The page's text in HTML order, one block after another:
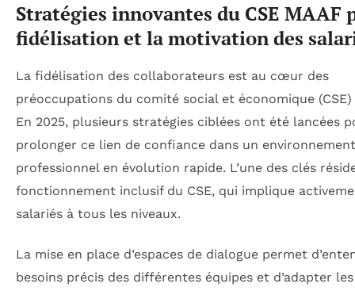
Stratégies innovantes du CSE MAAF
fidélisation et la motivation des
La fidélisation des collaborateurs est au cœur des
préoccupations du comité social et économique (CSE)
En 2025, plusieurs stratégies ciblées ont été lancées
prolonger ce lien de confiance dans un environnement
professionnel en évolution rapide. L’une des clés
fonctionnement inclusif du CSE, qui implique
salariés à tous les niveaux.
La mise en place d’espaces de dialogue permet
besoins précis des différentes équipes et d’adapter